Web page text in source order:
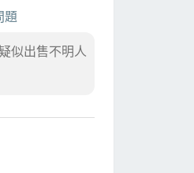
題
似出售不明人